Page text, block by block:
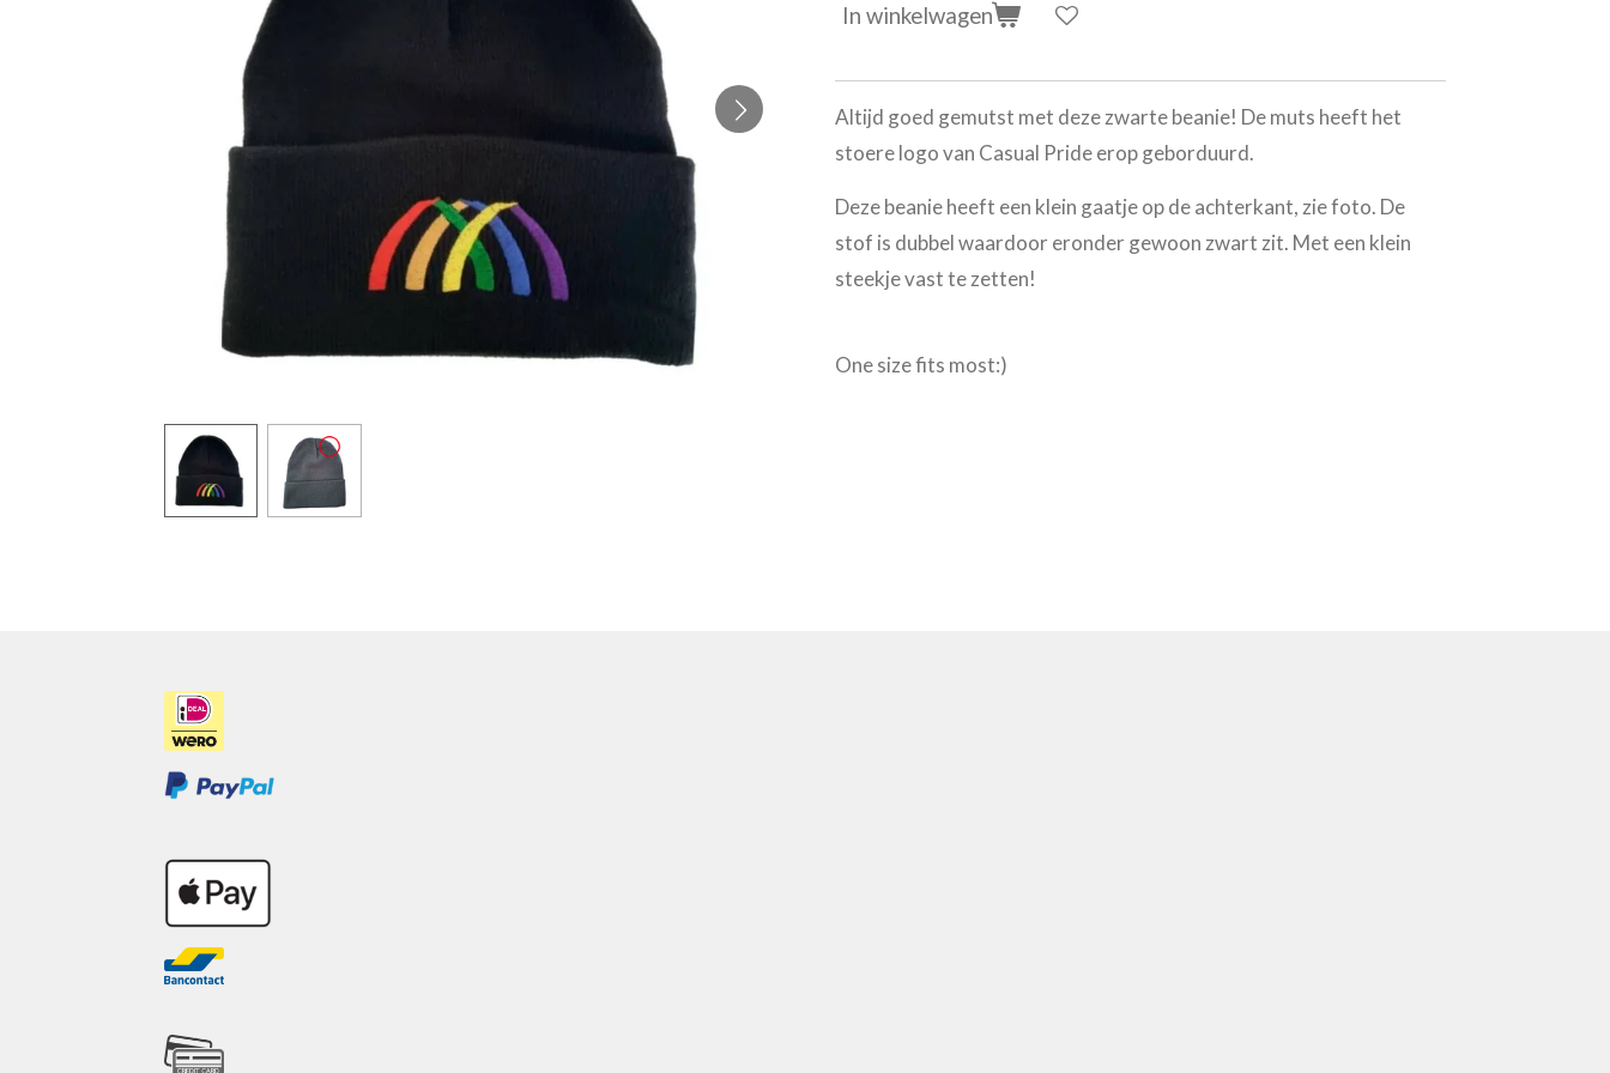
In winkelwagen
Altijd goed gemutst met deze zwarte beanie! De muts heeft het
stoere logo van Casual Pride erop geborduurd.
Deze beanie heeft een klein gaatje op de achterkant, zie foto. De
stof is dubbel waardoor eronder gewoon zwart zit. Met een klein
steekje vast te zetten!
One size fits most:)